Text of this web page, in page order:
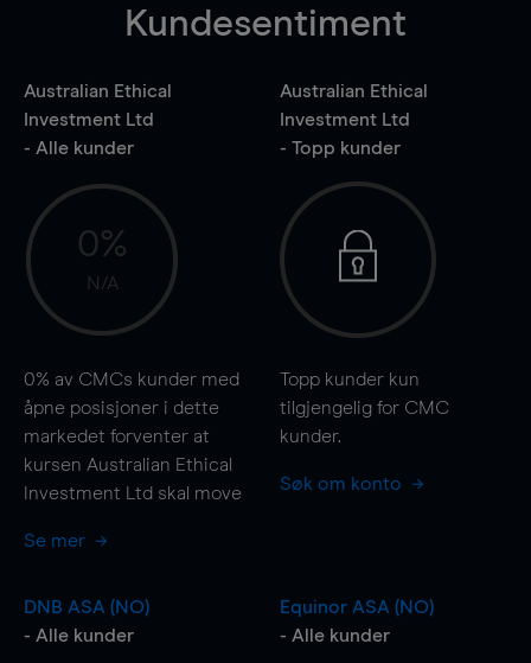
Kundesentiment
Australian Ethical
Investment Ltd
- Alle kunder
0%
N/A
0% av CMCs kunder med
åpne posisjoner i dette
markedet forventer at
kursen Australian Ethical
Investment Ltd skal move
Se mer
Australian Ethical
Investment Ltd
- Topp kunder
Topp kunder kun
tilgjengelig for CMC
kunder.
Søk om konto
DNB ASA (NO)
- Alle kunder
Equinor ASA (NO)
- Alle kunder